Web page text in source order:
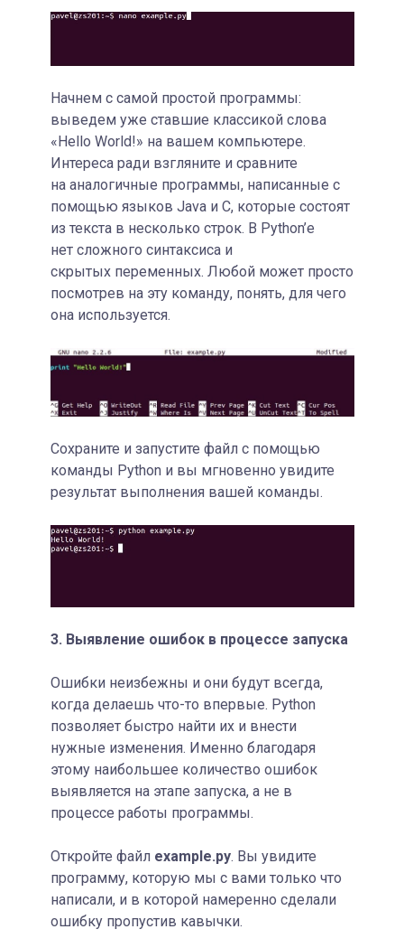
Начнем с самой простой программы:
выведем уже ставшие классикой слова
«Hello World!» на вашем компьютере.
Интереса ради взгляните и сравните
на аналогичные программы, написанные с
помощью языков Java и C, которые состоят
из текста в несколько строк. В Python’е
нет сложного синтаксиса и
скрытых переменных. Любой может просто
посмотрев на эту команду, понять, для чего
она используется.
Сохраните и запустите файл с помощью
команды Python и вы мгновенно увидите
результат выполнения вашей команды.
3. Выявление ошибок в процессе запуска
Ошибки неизбежны и они будут всегда,
когда делаешь что-то впервые. Python
позволяет быстро найти их и внести
нужные изменения. Именно благодаря
этому наибольшее количество ошибок
выявляется на этапе запуска, а не в
процессе работы программы.
Откройте файл example.py. Вы увидите
программу, которую мы с вами только что
написали, и в которой намеренно сделали
ошибку пропустив кавычки.